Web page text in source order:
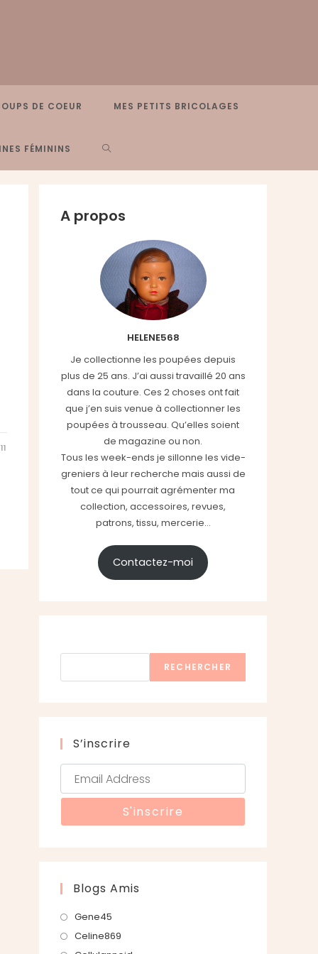
DE COEUR MES PETITS BRICOLAGES
FÉMININS TOGGLE
A propos
HELENE568
Je collectionne les poupées depuis
plus de 25 ans. J’ai aussi travaillé 20 ans
dans la couture. Ces 2 choses ont fait
que j’en suis venue à collectionner les
poupées à trousseau. Qu’elles soient
de magazine ou non.
Tous les week-ends je sillonne les vide-
greniers à leur recherche mais aussi de
tout ce qui pourrait agrémenter ma
collection, accessoires, revues,
patrons, tissu, mercerie...
Contactez-moi
RECHERCHER
S’inscrire
Blogs Amis
Gene45
dans
Celine869